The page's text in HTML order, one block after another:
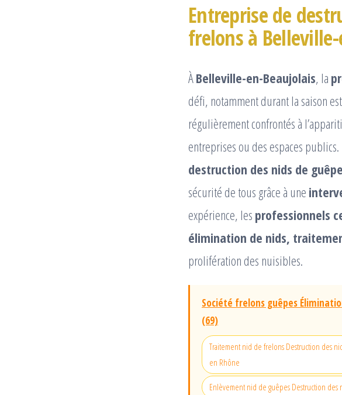
Entreprise de
frelons à Belleville-
ÀBelleville-en-Beaujolais, la
défi, notamment durant la saison
régulièrement confrontés à
entreprises ou des espaces
destruction des nids de
sécurité de tous grâce à une
expérience, les professionnels
élimination de nids,
prolifération des nuisibles.
Société frelons guêpes
(69)
Traitement nid de frelons Destruction des
en Rhône
Enlèvement nid de guêpes Destruction